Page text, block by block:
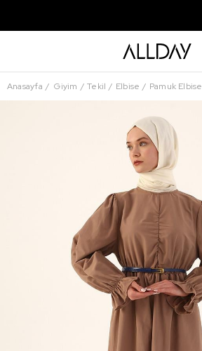
Anasayfa Giyim Tekil Elbise Pamuk Elbise